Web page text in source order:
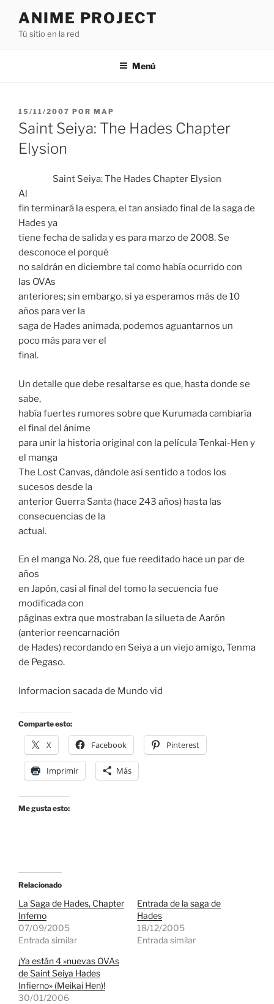
contenido
ANIME PROJECT
Tú sitio en la red
Menú
PUBLICADO
EL
15/11/2007 POR MAP
Saint Seiya: The Hades Chapter
Elysion
Saint Seiya: The Hades Chapter Elysion
Al
fin terminará la espera, el tan ansiado final de la saga de
Hades ya
tiene fecha de salida y es para marzo de 2008. Se
desconoce el porqué
no saldrán en diciembre tal como había ocurrido con
las OVAs
anteriores; sin embargo, si ya esperamos más de 10
años para ver la
saga de Hades animada, podemos aguantarnos un
poco más para ver el
final.
Un detalle que debe resaltarse es que, hasta donde se
sabe,
había fuertes rumores sobre que Kurumada cambiaría
el final del ánime
para unir la historia original con la película Tenkai-Hen y
el manga
The Lost Canvas, dándole así sentido a todos los
sucesos desde la
anterior Guerra Santa (hace 243 años) hasta las
consecuencias de la
actual.
En el manga No. 28, que fue reeditado hace un par de
años
en Japón, casi al final del tomo la secuencia fue
modificada con
páginas extra que mostraban la silueta de Aarón
(anterior reencarnación
de Hades) recordando en Seiya a un viejo amigo, Tenma
de Pegaso.
Informacion sacada de Mundo vid
Comparte esto:
X Facebook Pinterest
Imprimir Más
Me gusta esto:
Relacionado
La Saga de Hades, Chapter
Inferno
07/09/2005
Entrada similar
Entrada de la saga de
Hades
18/12/2005
Entrada similar
¡Ya están 4 »nuevas OVAs
de Saint Seiya Hades
Infierno» (Meikai Hen)!
30/01/2006